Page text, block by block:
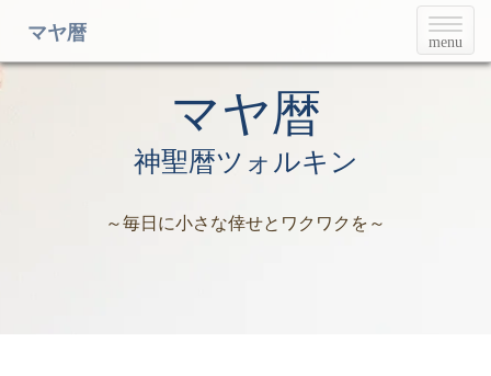
T
o
g
menu
マヤ暦
マヤ暦
神聖暦ツォルキン
～毎日に小さな倖せとワクワクを～